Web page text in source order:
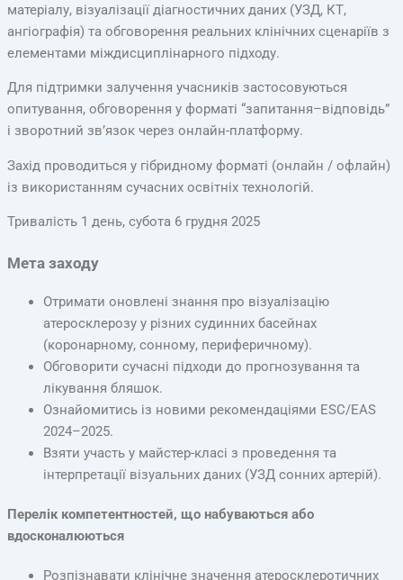
матеріалу, візуалізації діагностичних даних (УЗД, КТ,
ангіографія) та обговорення реальних клінічних сценаріїв з
елементами міждисциплінарного підходу.
Для підтримки залучення учасників застосовуються
опитування, обговорення у форматі “запитання–відповідь”
і зворотний зв’язок через онлайн-платформу.
Захід проводиться у гібридному форматі (онлайн / офлайн)
із використанням сучасних освітніх технологій.
Тривалість 1 день, субота 6 грудня 2025
Мета заходу
Отримати оновлені знання про візуалізацію
атеросклерозу у різних судинних басейнах
(коронарному, сонному, периферичному).
Обговорити сучасні підходи до прогнозування та
лікування бляшок.
Ознайомитись із новими рекомендаціями ESC/EAS
2024–2025.
Взяти участь у майстер-класі з проведення та
інтерпретації візуальних даних (УЗД сонних артерій).
Перелік компетентностей, що набуваються або
вдосконалюються
Розпізнавати клінічне значення атеросклеротичних